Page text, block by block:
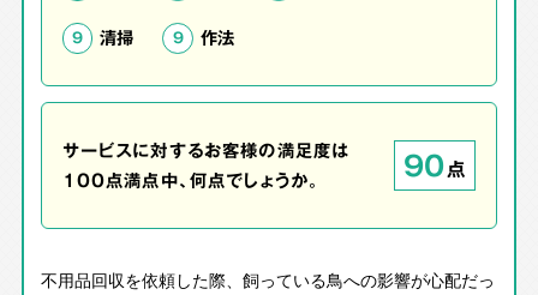
9 清掃 9 作法
サービスに対するお客様の満足度は
100点満点中、何点でしょうか。
90点
不用品回収を依頼した際、飼っている鳥への影響が心配だっ